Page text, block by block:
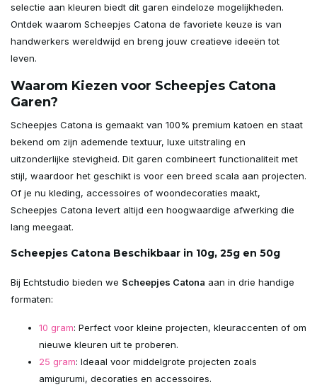
selectie aan kleuren biedt dit garen eindeloze mogelijkheden.
Ontdek waarom Scheepjes Catona de favoriete keuze is van
handwerkers wereldwijd en breng jouw creatieve ideeën tot
leven.
Waarom Kiezen voor Scheepjes Catona
Garen?
Scheepjes Catona is gemaakt van 100% premium katoen en staat
bekend om zijn ademende textuur, luxe uitstraling en
uitzonderlijke stevigheid. Dit garen combineert functionaliteit met
stijl, waardoor het geschikt is voor een breed scala aan projecten.
Of je nu kleding, accessoires of woondecoraties maakt,
Scheepjes Catona levert altijd een hoogwaardige afwerking die
lang meegaat.
Scheepjes Catona Beschikbaar in 10g, 25g en 50g
Bij Echtstudio bieden we Scheepjes Catona aan in drie handige
formaten:
10 gram: Perfect voor kleine projecten, kleuraccenten of om
nieuwe kleuren uit te proberen.
25 gram: Ideaal voor middelgrote projecten zoals
amigurumi, decoraties en accessoires.